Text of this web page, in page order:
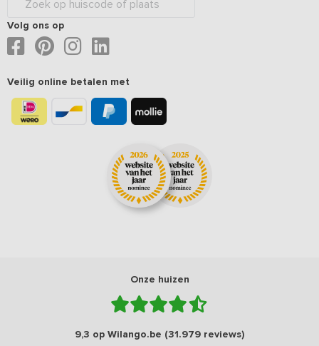
Volg ons op
Veilig online betalen met
Onze huizen
9,3 op Wilango.be (31.979 reviews)